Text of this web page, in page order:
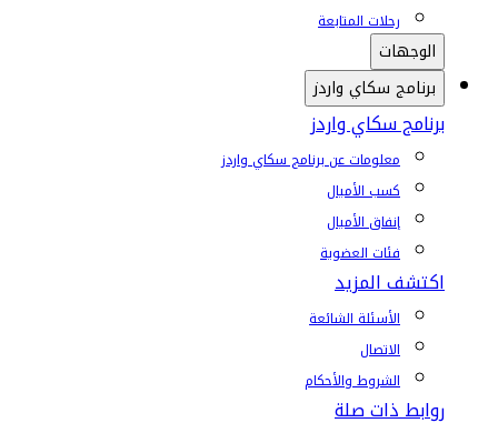
رحلات المتابعة
الوجهات
برنامج سكاي واردز
برنامج سكاي واردز
معلومات عن برنامج سكاي واردز
كسب الأميال
إنفاق الأميال
فئات العضوية
اكتشف المزيد
الأسئلة الشائعة
الاتصال
الشروط والأحكام
روابط ذات صلة